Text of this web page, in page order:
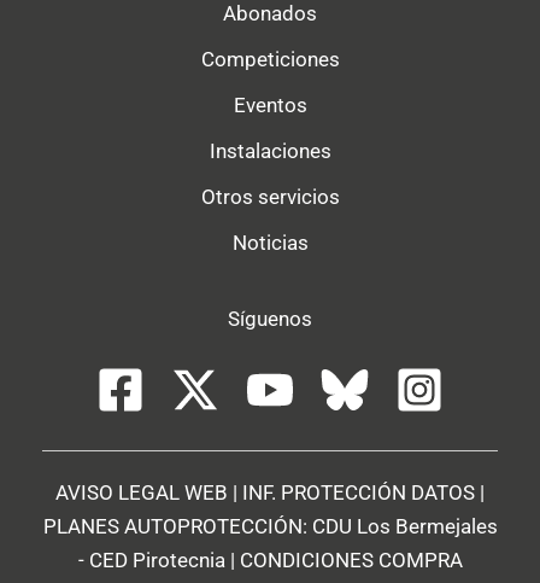
Abonados
Competiciones
Eventos
Instalaciones
Otros servicios
Noticias
Síguenos
AVISO LEGAL WEB | INF. PROTECCIÓN DATOS |
PLANES AUTOPROTECCIÓN: CDU Los Bermejales
- CED Pirotecnia| CONDICIONES COMPRA